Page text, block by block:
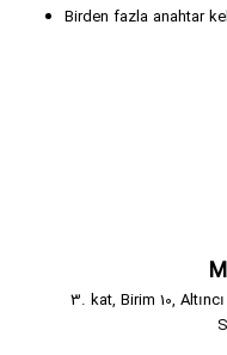
Birden fazla anahtar
3. kat, Birim 10,